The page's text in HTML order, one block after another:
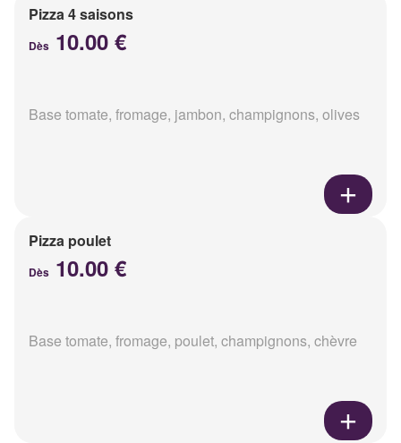
Pizza 4 saisons
Dès 10.00 €
Base tomate, fromage, jambon, champignons, olives
Pizza poulet
Dès 10.00 €
Base tomate, fromage, poulet, champignons, chèvre